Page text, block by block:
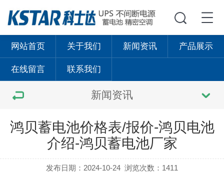
网站首页 关于我们 新闻资讯 产品展示
在线留言 联系我们
新闻资讯
鸿贝蓄电池价格表/报价-鸿贝电池
介绍-鸿贝蓄电池厂家
发布日期：2024-10-24 浏览次数：1411